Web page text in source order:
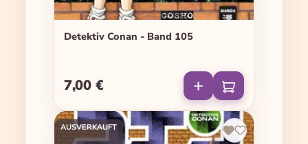
Detektiv Conan - Band 105
Regulärer Preis:
7,00 €
AUSVERKAUFT